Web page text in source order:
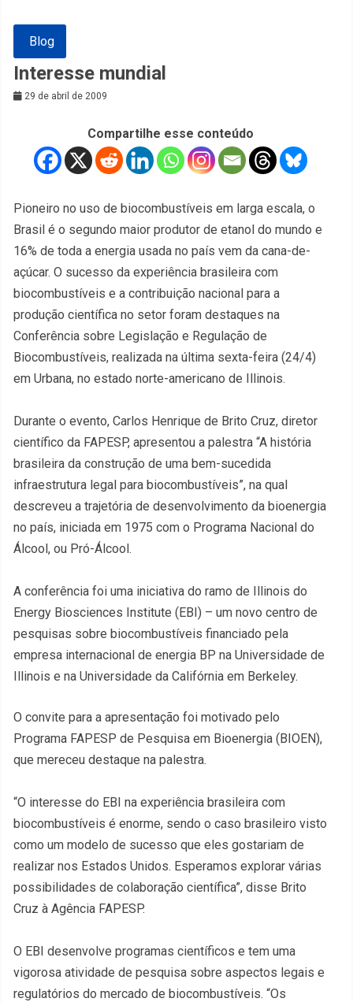
Blog
Interesse mundial
29 de abril de 2009
Compartilhe esse conteúdo
Pioneiro no uso de biocombustíveis em larga escala, o
Brasil é o segundo maior produtor de etanol do mundo e
16% de toda a energia usada no país vem da cana-de-
açúcar. O sucesso da experiência brasileira com
biocombustíveis e a contribuição nacional para a
produção científica no setor foram destaques na
Conferência sobre Legislação e Regulação de
Biocombustíveis, realizada na última sexta-feira (24/4)
em Urbana, no estado norte-americano de Illinois.
Durante o evento, Carlos Henrique de Brito Cruz, diretor
científico da FAPESP, apresentou a palestra “A história
brasileira da construção de uma bem-sucedida
infraestrutura legal para biocombustíveis”, na qual
descreveu a trajetória de desenvolvimento da bioenergia
no país, iniciada em 1975 com o Programa Nacional do
Álcool, ou Pró-Álcool.
A conferência foi uma iniciativa do ramo de Illinois do
Energy Biosciences Institute (EBI) – um novo centro de
pesquisas sobre biocombustíveis financiado pela
empresa internacional de energia BP na Universidade de
Illinois e na Universidade da Califórnia em Berkeley.
O convite para a apresentação foi motivado pelo
Programa FAPESP de Pesquisa em Bioenergia (BIOEN),
que mereceu destaque na palestra.
“O interesse do EBI na experiência brasileira com
biocombustíveis é enorme, sendo o caso brasileiro visto
como um modelo de sucesso que eles gostariam de
realizar nos Estados Unidos. Esperamos explorar várias
possibilidades de colaboração científica”, disse Brito
Cruz à Agência FAPESP.
O EBI desenvolve programas científicos e tem uma
vigorosa atividade de pesquisa sobre aspectos legais e
regulatórios do mercado de biocombustíveis. “Os